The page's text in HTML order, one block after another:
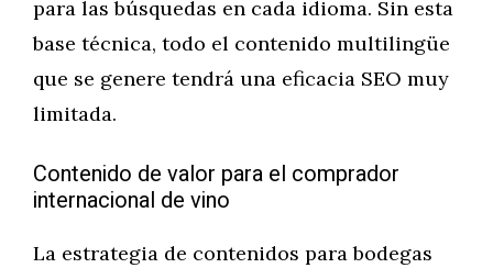
para las búsquedas en cada idioma. Sin esta
base técnica, todo el contenido multilingüe
que se genere tendrá una eficacia SEO muy
limitada.
Contenido de valor para el comprador
internacional de vino
La estrategia de contenidos para bodegas